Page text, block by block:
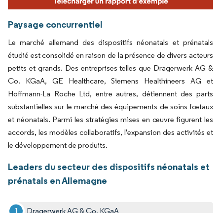
Paysage concurrentiel
Le marché allemand des dispositifs néonatals et prénatals
étudié est consolidé en raison de la présence de divers acteurs
petits et grands. Des entreprises telles que Dragerwerk AG &
Co. KGaA, GE Healthcare, Siemens Healthineers AG et
Hoffmann-La Roche Ltd, entre autres, détiennent des parts
substantielles sur le marché des équipements de soins fœtaux
et néonatals. Parmi les stratégies mises en œuvre figurent les
accords, les modèles collaboratifs, l'expansion des activités et
le développement de produits.
Leaders du secteur des dispositifs néonatals et
prénatals en Allemagne
Dragerwerk AG & Co. KGaA